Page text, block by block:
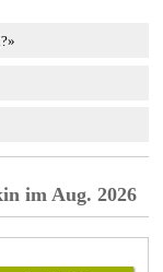
im Aug. 2026